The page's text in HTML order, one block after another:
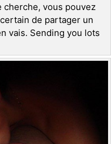
cherche, vous pouvez
de partager un
vais. Sending you lots